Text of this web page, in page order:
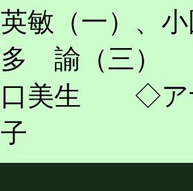
英敏（一） 、
多 諭（三
口美生 ◇ア
子